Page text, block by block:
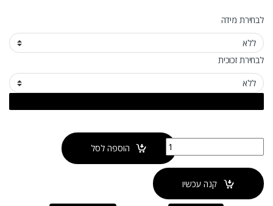
לבחירת מידה
לבחירת זכוכית
הוספה לסל
קנה עכשיו